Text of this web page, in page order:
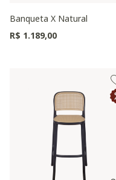
Banqueta X Natural
R$ 1.189,00